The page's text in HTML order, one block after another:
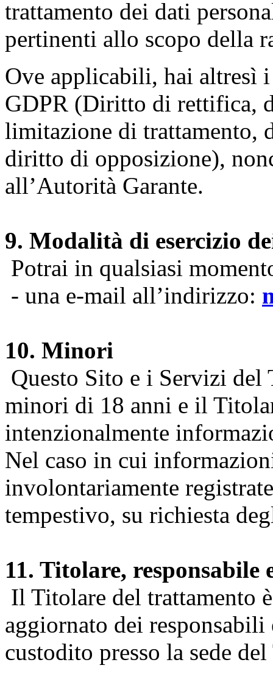
trattamento dei dati
pertinenti allo scopo della
Ove applicabili, hai
GDPR (Diritto di rettifica,
limitazione di trattamento,
diritto di opposizione),
all’Autorità Garante.
9. Modalità di esercizio
Potrai in qualsiasi
- una e-mail all’indirizzo:
10. Minori
Questo Sito e i Servizi del
minori di 18 anni e il
intenzionalmente
Nel caso in cui
involontariamente
tempestivo, su richiesta
11. Titolare, responsabile
Il Titolare del trattamento
aggiornato dei
custodito presso la sede